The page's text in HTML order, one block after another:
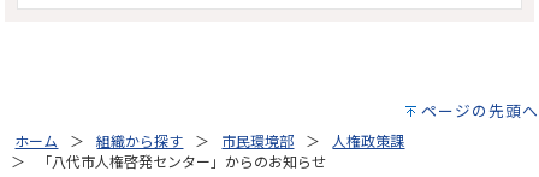
ページの先頭へ
ホーム 組織から探す 市民環境部
人権政策課
「八代市人権啓発センター」からのお知らせ